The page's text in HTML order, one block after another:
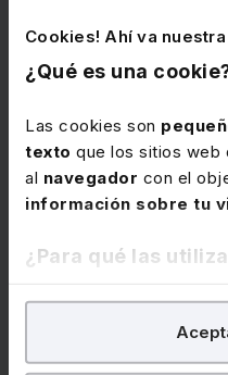
Cookies! Ahí va
¿Qué es una
Las cookies son
texto que los sitios web
al navegador con el
información sobre tu
¿Para qué las
En Lefebvre utilizamos
para tratar de
nuestra página web.
350€ + IVA
Hugo